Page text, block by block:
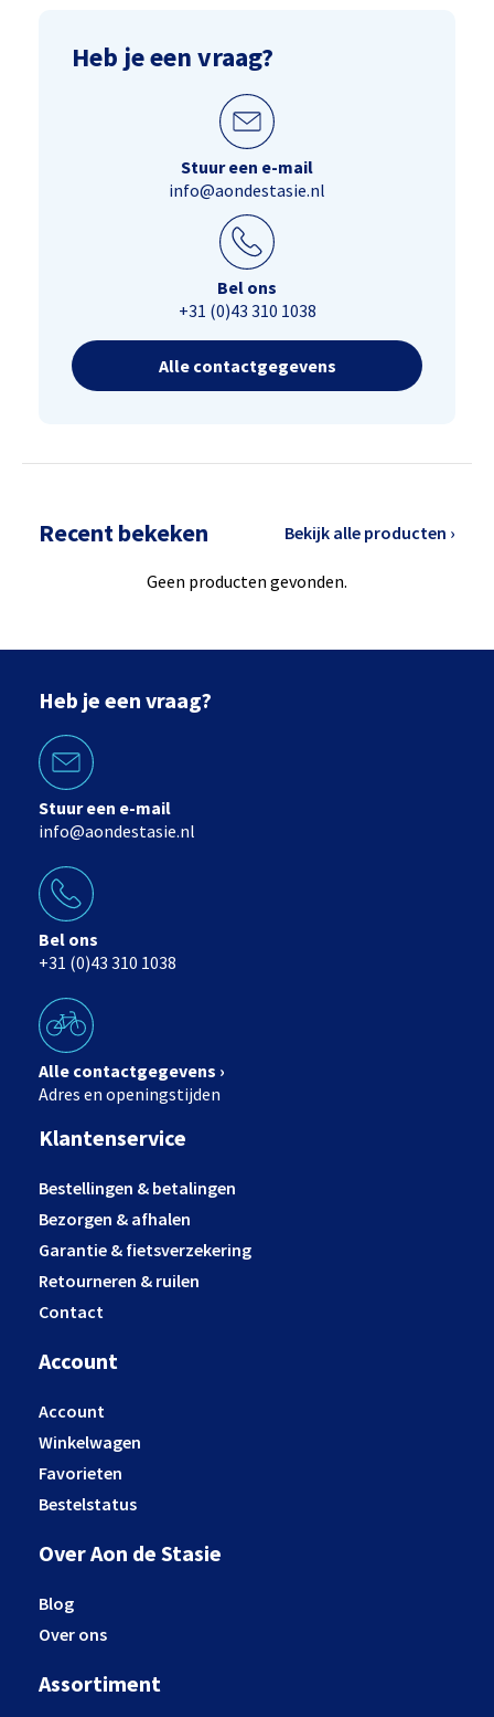
Heb je een vraag?
Stuur een e-mail
info@aondestasie.nl
Bel ons
+31 (0)43 310 1038
Alle contactgegevens
Recent bekeken Bekijk alle producten ›
Geen producten gevonden.
Heb je een vraag?
Stuur een e-mail
info@aondestasie.nl
Bel ons
+31 (0)43 310 1038
Alle contactgegevens ›
Adres en openingstijden
Klantenservice
Bestellingen & betalingen
Bezorgen & afhalen
Garantie & fietsverzekering
Retourneren & ruilen
Contact
Account
Account
Winkelwagen
Favorieten
Bestelstatus
Over Aon de Stasie
Blog
Over ons
Assortiment